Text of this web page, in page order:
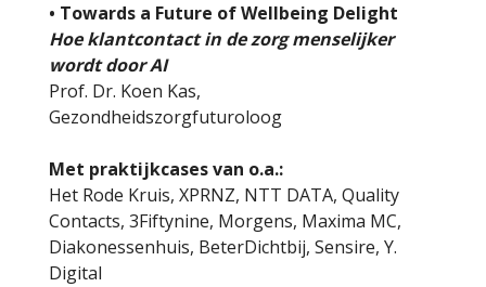
• Towards a Future of Wellbeing Delight
Hoe klantcontact in de zorg menselijker
wordt door AI
Prof. Dr. Koen Kas,
Gezondheidszorgfuturoloog
Met praktijkcases van o.a.:
Het Rode Kruis, XPRNZ, NTT DATA, Quality
Contacts, 3Fiftynine, Morgens, Maxima MC,
Diakonessenhuis, BeterDichtbij, Sensire, Y.
Digital